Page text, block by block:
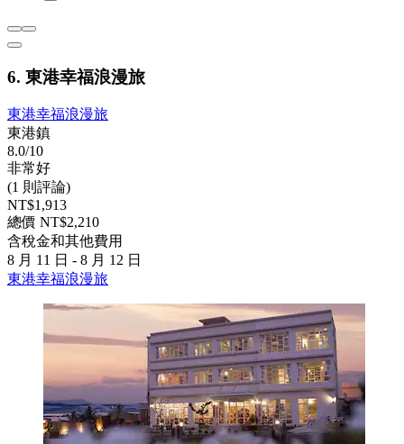
6. 東港幸福浪漫旅
東港幸福浪漫旅
東港鎮
8.0/10
非常好
(1 則評論)
NT$1,913
總價 NT$2,210
含稅金和其他費用
8 月 11 日 - 8 月 12 日
東港幸福浪漫旅